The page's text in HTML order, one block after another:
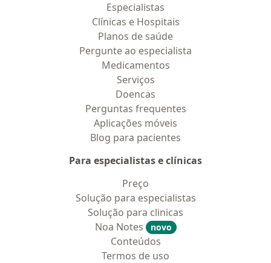
Especialistas
Clínicas e Hospitais
Planos de saúde
Pergunte ao especialista
Medicamentos
Serviços
Doencas
Perguntas frequentes
Aplicações móveis
Blog para pacientes
Para especialistas e clínicas
Preço
Solução para especialistas
Solução para clinicas
Noa Notes
novo
Conteúdos
Termos de uso